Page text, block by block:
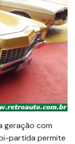
geração com
partida permite